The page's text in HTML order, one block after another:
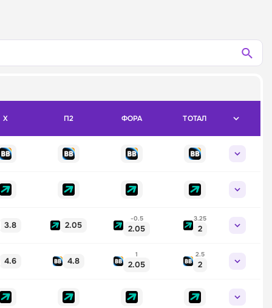
X П2 ФОРА ТОТАЛ
3.8 2.05
-0.5
2.05
3.25
2
4.6 4.8
1
2.05
2.5
2